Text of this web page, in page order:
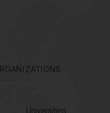
Universities